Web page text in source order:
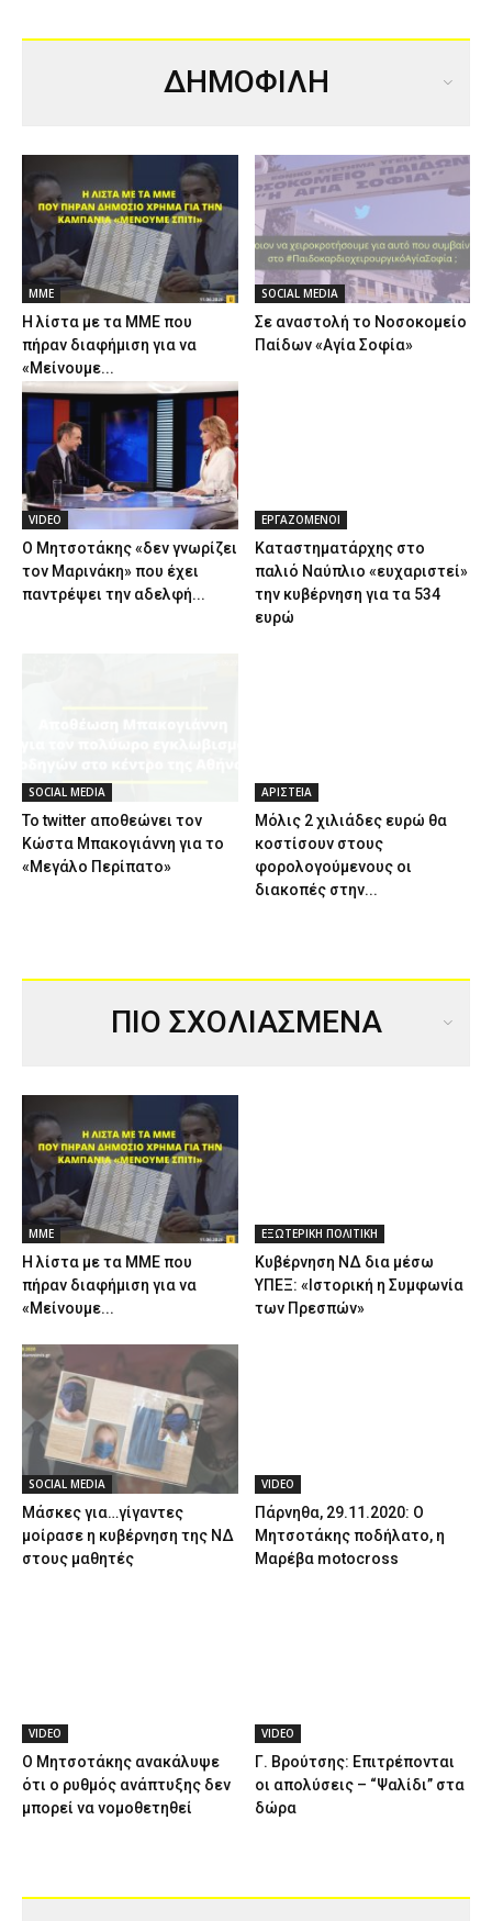
ΔΗΜΟΦΙΛΗ
ΜΜΕ
Η λίστα με τα ΜΜΕ που
πήραν διαφήμιση για να
«Μείνουμε...
SOCIAL MEDIA
Σε αναστολή το Νοσοκομείο
Παίδων «Αγία Σοφία»
VIDEO
Ο Μητσοτάκης «δεν γνωρίζει
τον Μαρινάκη» που έχει
παντρέψει την αδελφή...
ΕΡΓΑΖΟΜΕΝΟΙ
Καταστηματάρχης στο
παλιό Ναύπλιο «ευχαριστεί»
την κυβέρνηση για τα 534
ευρώ
SOCIAL MEDIA
Το twitter αποθεώνει τον
Κώστα Μπακογιάννη για το
«Μεγάλο Περίπατο»
ΑΡΙΣΤΕΙΑ
Μόλις 2 χιλιάδες ευρώ θα
κοστίσουν στους
φορολογούμενους οι
διακοπές στην...
ΠΙΟ ΣΧΟΛΙΑΣΜΕΝΑ
ΜΜΕ
Η λίστα με τα ΜΜΕ που
πήραν διαφήμιση για να
«Μείνουμε...
ΕΞΩΤΕΡΙΚΗ ΠΟΛΙΤΙΚΗ
Κυβέρνηση ΝΔ δια μέσω
ΥΠΕΞ: «Ιστορική η Συμφωνία
των Πρεσπών»
SOCIAL MEDIA
Μάσκες για…γίγαντες
μοίρασε η κυβέρνηση της ΝΔ
στους μαθητές
VIDEO
Πάρνηθα, 29.11.2020: Ο
Μητσοτάκης ποδήλατο, η
Μαρέβα motocross
VIDEO
Ο Μητσοτάκης ανακάλυψε
ότι ο ρυθμός ανάπτυξης δεν
μπορεί να νομοθετηθεί
VIDEO
Γ. Βρούτσης: Επιτρέπονται
οι απολύσεις – “Ψαλίδι” στα
δώρα